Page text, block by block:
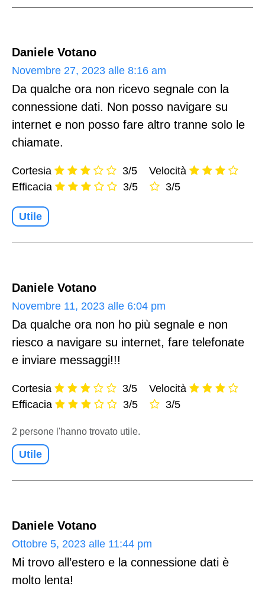
Daniele Votano
Novembre 27, 2023 alle 8:16 am
Da qualche ora non ricevo segnale con la
connessione dati. Non posso navigare su
internet e non posso fare altro tranne solo le
chiamate.
Cortesia
3/5
Efficacia
3/5
Velocità
3/5
Utile
Daniele Votano
Novembre 11, 2023 alle 6:04 pm
Da qualche ora non ho più segnale e non
riesco a navigare su internet, fare telefonate
e inviare messaggi!!!
Cortesia
3/5
Efficacia
3/5
Velocità
3/5
2 persone l'hanno trovato utile.
Utile
Daniele Votano
Ottobre 5, 2023 alle 11:44 pm
Mi trovo all’estero e la connessione dati è
molto lenta!